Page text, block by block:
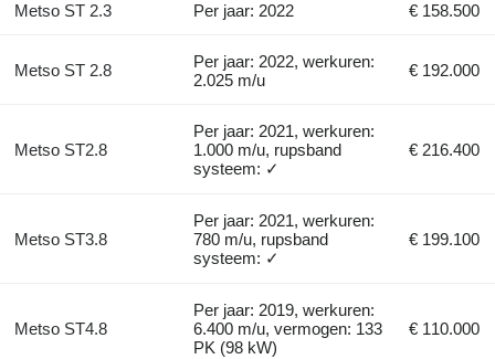
Metso ST 2.3 Per jaar: 2022 € 158.500
Metso ST 2.8
Per jaar: 2022, werkuren:
2.025 m/u
€ 192.000
Metso ST2.8
Per jaar: 2021, werkuren:
1.000 m/u, rupsband
systeem: ✓
€ 216.400
Metso ST3.8
Per jaar: 2021, werkuren:
780 m/u, rupsband
systeem: ✓
€ 199.100
Metso ST4.8
Per jaar: 2019, werkuren:
6.400 m/u, vermogen: 133
PK (98 kW)
€ 110.000